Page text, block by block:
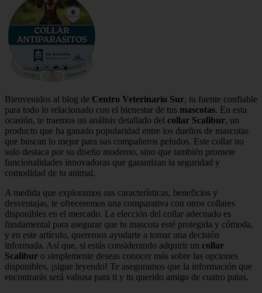
Bienvenidos al blog de Centro Veterinario Sur, tu fuente confiable
para todo lo relacionado con el bienestar de tus mascotas. En esta
ocasión, te traemos un análisis detallado del collar Scalibur, un
producto que ha ganado popularidad entre los dueños de mascotas
que buscan lo mejor para sus compañeros peludos. Este collar no
solo destaca por su diseño moderno, sino que también promete
funcionalidades innovadoras que garantizan la seguridad y
comodidad de tu animal.
A medida que exploramos sus características, beneficios y
desventajas, te ofreceremos una comparativa con otros collares
disponibles en el mercado. La elección del collar adecuado es
fundamental para asegurar que tu mascota esté protegida y cómoda,
y en este artículo, queremos ayudarte a tomar una decisión
informada. Así que, si estás considerando adquirir un collar
Scalibur o simplemente deseas conocer más sobre las opciones
disponibles, ¡sigue leyendo! Te aseguramos que la información que
encontrarás será valiosa para ti y tu querido amigo de cuatro patas.